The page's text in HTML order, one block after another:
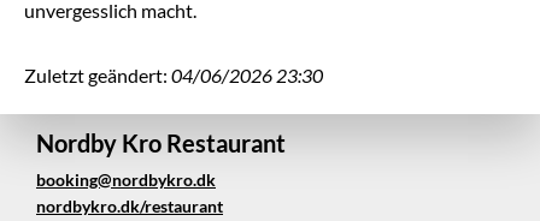
unvergesslich macht.
Zuletzt geändert: 04/06/2026 23:30
Nordby Kro Restaurant
booking@nordbykro.dk
nordbykro.dk/restaurant